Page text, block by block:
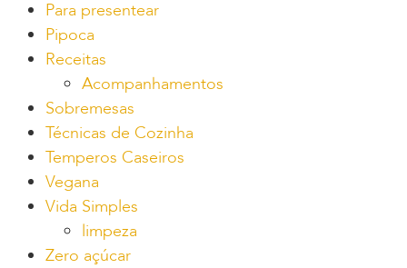
Para presentear
Pipoca
Receitas
Acompanhamentos
Sobremesas
Técnicas de Cozinha
Temperos Caseiros
Vegana
Vida Simples
limpeza
Zero açúcar